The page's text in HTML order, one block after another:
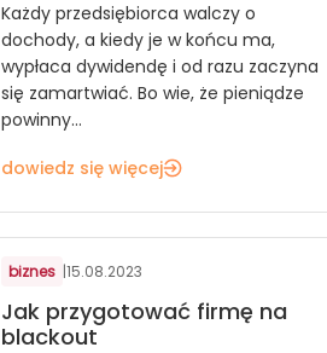
Każdy przedsiębiorca walczy o
dochody, a kiedy je w końcu ma,
wypłaca dywidendę i od razu zaczyna
się zamartwiać. Bo wie, że pieniądze
powinny...
dowiedz się więcej
biznes |15.08.2023
Jak przygotować firmę na
blackout